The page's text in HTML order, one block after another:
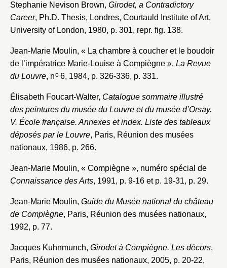
Stephanie Nevison Brown, Girodet, a Contradictory
Career, Ph.D. Thesis, Londres, Courtauld Institute of Art,
University of London, 1980, p. 301, repr. fig. 138.
Jean-Marie Moulin, « La chambre à coucher et le boudoir
de l’impératrice Marie-Louise à Compiègne », La Revue
du Louvre, no6, 1984, p. 326-336, p. 331.
Élisabeth Foucart-Walter, Catalogue sommaire illustré
des peintures du musée du Louvre et du musée d’Orsay.
V. École française. Annexes et index. Liste des tableaux
déposés par le Louvre, Paris, Réunion des musées
nationaux, 1986, p. 266.
Jean-Marie Moulin, « Compiègne », numéro spécial de
Connaissance des Arts, 1991, p. 9-16 et p. 19-31, p. 29.
Jean-Marie Moulin, Guide du Musée national du château
de Compiègne, Paris, Réunion des musées nationaux,
1992, p. 77.
Jacques Kuhnmunch, Girodet à Compiègne. Les décors,
Paris, Réunion des musées nationaux, 2005, p. 20-22,